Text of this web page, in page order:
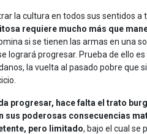
la cultura en todos sus sentidos
requiere mucho más que
si se tienen las armas en una
logrará progresar. Prueba de ello
la vuelta al pasado pobre que
progresar, hace falta el trato
sus poderosas consecuencias
pero limitado, bajo el cual se